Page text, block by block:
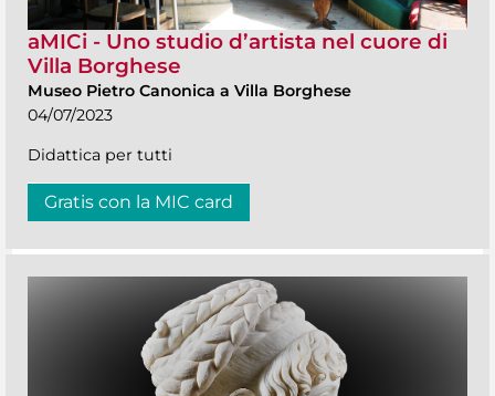
aMICi - Uno studio d’artista nel cuore di
Villa Borghese
Museo Pietro Canonica a Villa Borghese
04/07/2023
Didattica per tutti
Gratis con la MIC card